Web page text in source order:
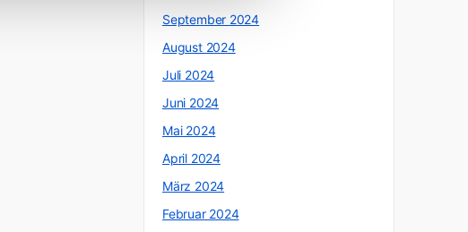
September 2024
August 2024
Juli 2024
Juni 2024
Mai 2024
April 2024
März 2024
Februar 2024